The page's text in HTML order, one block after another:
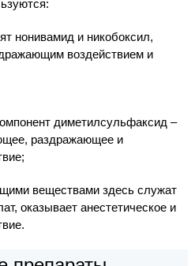
нонивамид и никобоксил,
воздействием и
диметилсульфаксид –
раздражающее и
веществами здесь служат
оказывает анестетическое и